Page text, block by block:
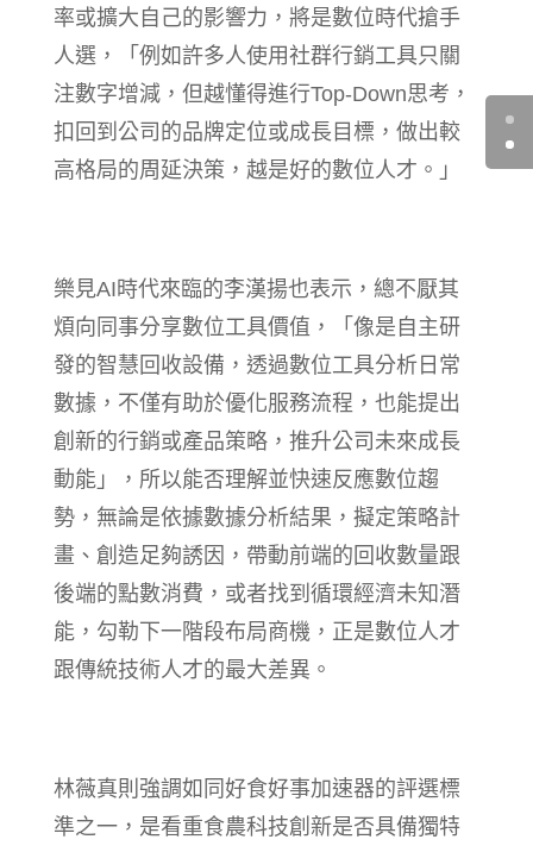
率或擴大自己的影響力，將是數位時代搶手
人選，「例如許多人使用社群行銷工具只關
注數字增減，但越懂得進行Top-Down思考，
扣回到公司的品牌定位或成長目標，做出較
高格局的周延決策，越是好的數位人才。」
樂見AI時代來臨的李漢揚也表示，總不厭其
煩向同事分享數位工具價值，「像是自主研
發的智慧回收設備，透過數位工具分析日常
數據，不僅有助於優化服務流程，也能提出
創新的行銷或產品策略，推升公司未來成長
動能」，所以能否理解並快速反應數位趨
勢，無論是依據數據分析結果，擬定策略計
畫、創造足夠誘因，帶動前端的回收數量跟
後端的點數消費，或者找到循環經濟未知潛
能，勾勒下一階段布局商機，正是數位人才
跟傳統技術人才的最大差異。
林薇真則強調如同好食好事加速器的評選標
準之一，是看重食農科技創新是否具備獨特